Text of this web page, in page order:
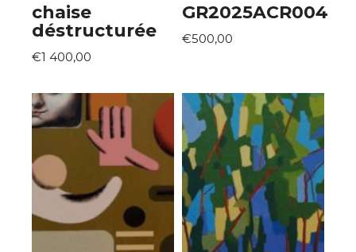
J'accepte lestermes et conditions
* Champ obligatoire
Adresse email*
Nom
Prénom
Statut / Organisation
J'accepte les termes et conditions
chaise
déstructurée
€1 400,00
GR2025ACR004
€500,00